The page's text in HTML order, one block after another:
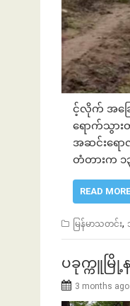
င့်လိုက် အခြ
ရောက်သွာ
အဆင်းရော
တံတားက ၁
READ MORE
မြန်မာသတင်း,
ပခုက္ကူမြို့
3 months ago